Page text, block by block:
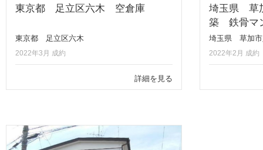
東京都 足立区六木 空倉庫
東京都 足立区六木
2022年3月 成約
詳細を見る
埼玉県 草
築 鉄骨マ
埼玉県 草加市
2022年2月 成約